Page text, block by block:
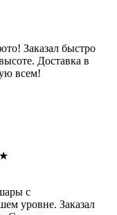
Заказал быстро
Доставка в
всем!
★
с
уровне. Заказал